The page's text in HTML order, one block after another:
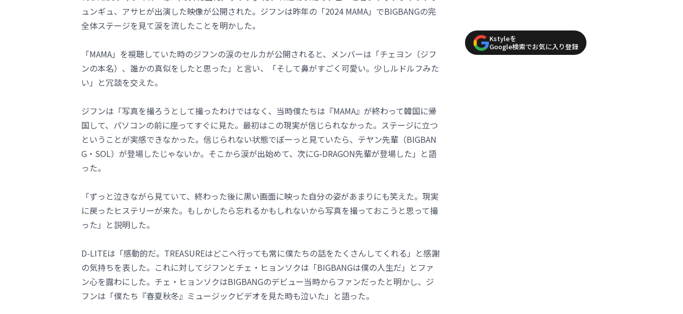
ュンギュ、アサヒが出演した映像が公開された。ジフンは昨年の「2024 MAMA」でBIGBANGの完
全体ステージを見て涙を流したことを明かした。
「MAMA」を視聴していた時のジフンの涙のセルカが公開されると、メンバーは「チェヨン（ジフ
ンの本名）、誰かの真似をしたと思った」と言い、「そして鼻がすごく可愛い。少しルドルフみた
い」と冗談を交えた。
ジフンは「写真を撮ろうとして撮ったわけではなく、当時僕たちは『MAMA』が終わって韓国に帰
国して、パソコンの前に座ってすぐに見た。最初はこの現実が信じられなかった。ステージに立つ
ということが実感できなかった。信じられない状態でぼーっと見ていたら、テヤン先輩（BIGBAN
G・SOL）が登場したじゃないか。そこから涙が出始めて、次にG-DRAGON先輩が登場した」と語
った。
「ずっと泣きながら見ていて、終わった後に黒い画面に映った自分の姿があまりにも笑えた。現実
に戻ったヒステリーが来た。もしかしたら忘れるかもしれないから写真を撮っておこうと思って撮
った」と説明した。
D-LITEは「感動的だ。TREASUREはどこへ行っても常に僕たちの話をたくさんしてくれる」と感謝
の気持ちを表した。これに対してジフンとチェ・ヒョンソクは「BIGBANGは僕の人生だ」とファ
ン心を露わにした。チェ・ヒョンソクはBIGBANGのデビュー当時からファンだったと明かし、ジ
フンは「僕たち『春夏秋冬』ミュージックビデオを見た時も泣いた」と語った。
Kstyleを
Google検索でお気に入り登録